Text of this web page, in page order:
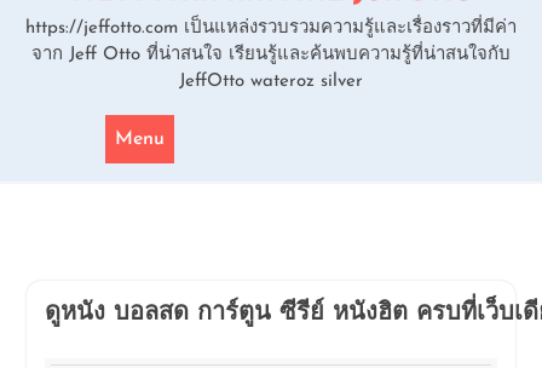
https://jeffotto.com เป็นแหล่งรวบรวมความรู้และเรื่องราวที่มีค่า
จาก Jeff Otto ที่น่าสนใจ เรียนรู้และค้นพบความรู้ที่น่าสนใจกับ
JeffOtto wateroz silver
Menu
ดูหนัง บอลสด การ์ตูน ซีรีย์ หนังฮิต ครบที่เว็บเ